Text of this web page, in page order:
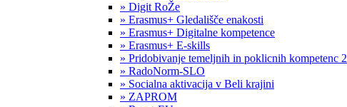
» Digit RoŽe
» Erasmus+ Gledališče enakosti
» Erasmus+ Digitalne kompetence
» Erasmus+ E-skills
» Pridobivanje temeljnih in poklicnih kompetenc
» RadoNorm-SLO
» Socialna aktivacija v Beli krajini
» ZAPROM